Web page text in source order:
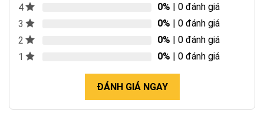
4
0% | 0 đánh giá
3
0% | 0 đánh giá
2
0% | 0 đánh giá
1
0% | 0 đánh giá
ĐÁNH GIÁ NGAY